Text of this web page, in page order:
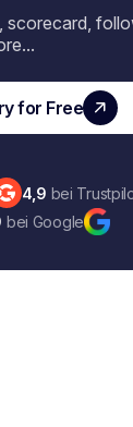
scorecard,
for Free
4,9 bei
bei Google